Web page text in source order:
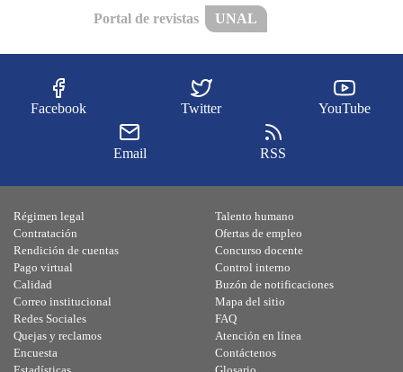
Portal de revistas UNAL
Facebook Twitter YouTube
Email RSS
Régimen legal
Contratación
Rendición de cuentas
Pago virtual
Calidad
Talento humano
Ofertas de empleo
Concurso docente
Control interno
Buzón de notificaciones
Correo institucional
Redes Sociales
Quejas y reclamos
Encuesta
Mapa del sitio
FAQ
Atención en línea
Contáctenos